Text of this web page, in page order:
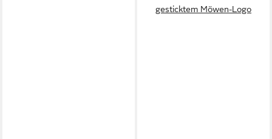
gesticktem Möwen-Logo